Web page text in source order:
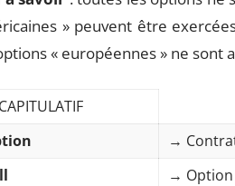
» peuvent être
« européennes » ne sont
→
→ Option